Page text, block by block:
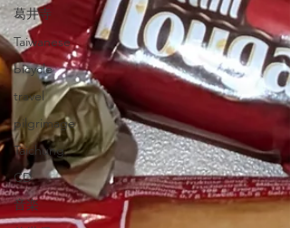
葛井寺
Taiwanese
bicycle
travel
pilgrimage
Taichung
CD
音楽